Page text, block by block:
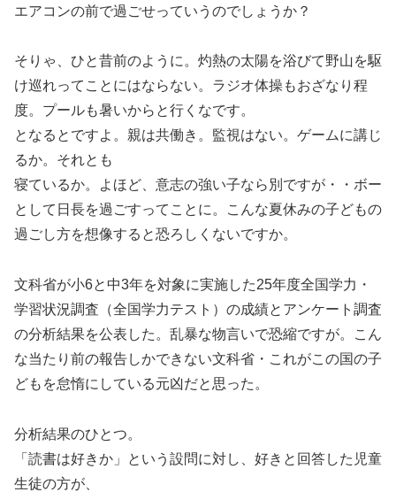
エアコンの前で過ごせっていうのでしょうか？
そりゃ、ひと昔前のように。灼熱の太陽を浴びて野山を駆
け巡れってことにはならない。ラジオ体操もおざなり程
度。プールも暑いからと行くなです。
となるとですよ。親は共働き。監視はない。ゲームに講じ
るか。それとも
寝ているか。よほど、意志の強い子なら別ですが・・ボー
として日長を過ごすってことに。こんな夏休みの子どもの
過ごし方を想像すると恐ろしくないですか。
文科省が小6と中3年を対象に実施した25年度全国学力・
学習状況調査（全国学力テスト）の成績とアンケート調査
の分析結果を公表した。乱暴な物言いで恐縮ですが。こん
な当たり前の報告しかできない文科省・これがこの国の子
どもを怠惰にしている元凶だと思った。
分析結果のひとつ。
「読書は好きか」という設問に対し、好きと回答した児童
生徒の方が、